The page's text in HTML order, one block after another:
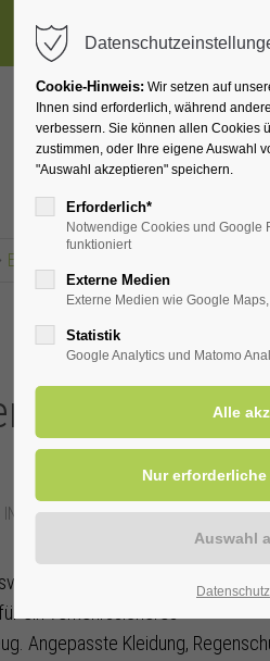
info@badwesternkotten.de
Ihr Heilbad
Eventsreader (Timeline)
SGV -
ERWITTE
(Streckenlänge 35-50 km)
ein verkehrssicheres
Angepasste Kleidung,
Cookie-Hinweis: Wir setzen auf
Ihnen sind erforderlich, während
verbessern. Sie können allen Cookies
zustimmen, oder Ihre eigene Auswahl
"Auswahl akzeptieren" speichern.
Erforderlich*
Notwendige Cookies und Google
funktioniert
Externe Medien
Externe Medien wie Google
Statistik
Google Analytics und Matomo
Datenschutz